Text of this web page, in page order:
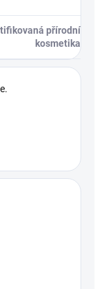
přírodní
kosmetika